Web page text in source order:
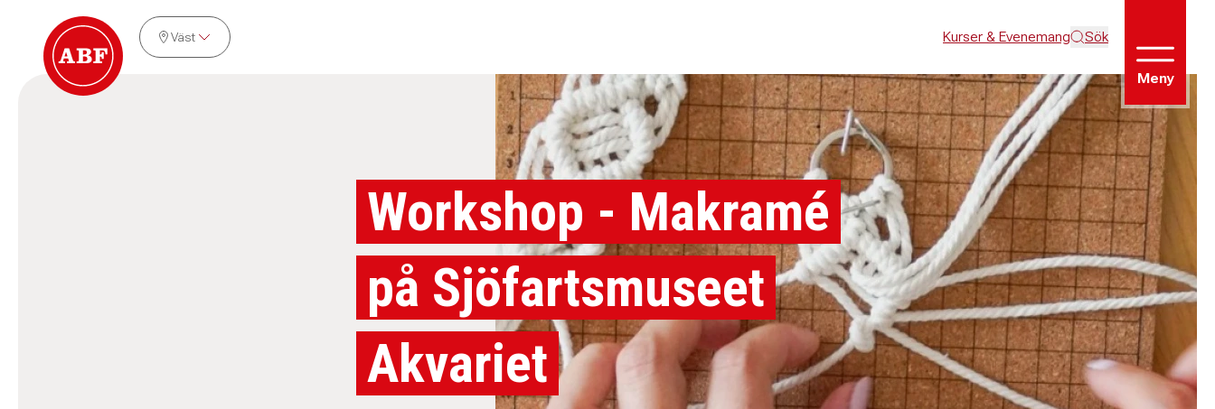
Väst Kurser & Evenemang Sök
Meny
Workshop - Makramé
på Sjöfartsmuseet
Akvariet